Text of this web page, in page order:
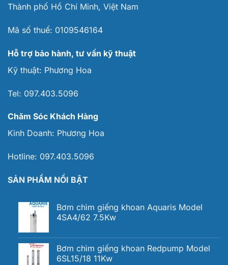
Thành phố Hồ Chí Minh, Việt Nam
Mã số thuế: 0109546164
Hỗ trợ bảo hành, tư vấn kỹ thuật
Kỹ thuật: Phương Hoa
Tel: 097.403.5096
Chăm Sóc Khách Hàng
Kinh Doanh: Phương Hoa
Hotline: 097.403.5096
SẢN PHẨM NỔI BẬT
Bơm chìm giếng khoan Aquaris Model
4SA4/62 7.5Kw
Bơm chìm giếng khoan Redpump Model
6SL15/18 11Kw